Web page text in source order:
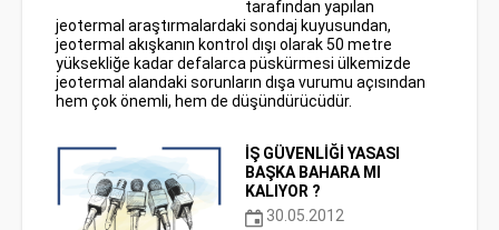
tarafından yapılan
jeotermal araştırmalardaki sondaj kuyusundan,
jeotermal akışkanın kontrol dışı olarak 50 metre
yüksekliğe kadar defalarca püskürmesi ülkemizde
jeotermal alandaki sorunların dışa vurumu açısından
hem çok önemli, hem de düşündürücüdür.
İŞ GÜVENLİĞİ YASASI
BAŞKA BAHARA MI
KALIYOR ?
30.05.2012